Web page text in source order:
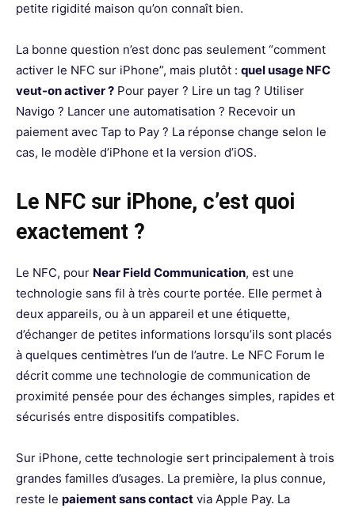
petite rigidité maison qu’on connaît bien.
La bonne question n’est donc pas seulement “comment
activer le NFC sur iPhone”, mais plutôt : quel usage NFC
veut-on activer ? Pour payer ? Lire un tag ? Utiliser
Navigo ? Lancer une automatisation ? Recevoir un
paiement avec Tap to Pay ? La réponse change selon le
cas, le modèle d’iPhone et la version d’iOS.
Le NFC sur iPhone, c’est quoi
exactement ?
Le NFC, pour Near Field Communication, est une
technologie sans fil à très courte portée. Elle permet à
deux appareils, ou à un appareil et une étiquette,
d’échanger de petites informations lorsqu’ils sont placés
à quelques centimètres l’un de l’autre. Le NFC Forum le
décrit comme une technologie de communication de
proximité pensée pour des échanges simples, rapides et
sécurisés entre dispositifs compatibles.
Sur iPhone, cette technologie sert principalement à trois
grandes familles d’usages. La première, la plus connue,
reste le paiement sans contact via Apple Pay. La